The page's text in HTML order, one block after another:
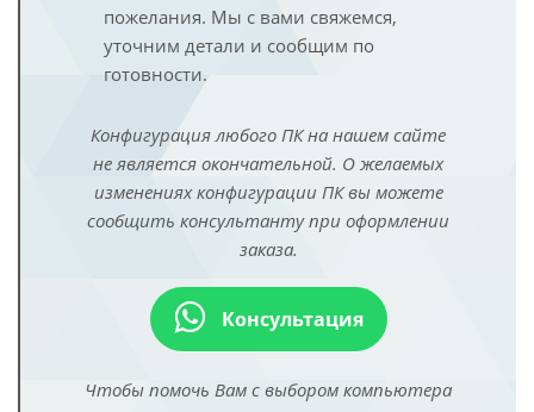
пожелания. Мы с вами свяжемся,
уточним детали и сообщим по
готовности.
Конфигурация любого ПК на нашем сайте
не является окончательной. О желаемых
изменениях конфигурации ПК вы можете
сообщить консультанту при оформлении
заказа.
Консультация
Чтобы помочь Вам с выбором компьютера